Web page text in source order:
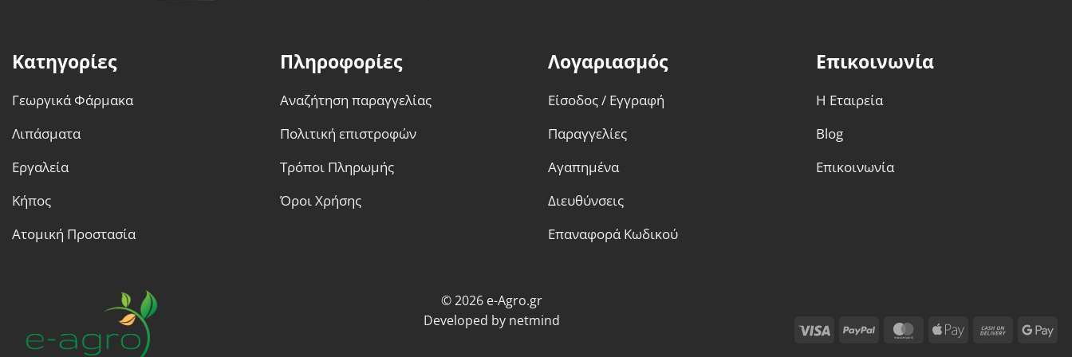
του
προϊόντος
του
προϊόντος
Κατηγορίες
Γεωργικά Φάρμακα
Λιπάσματα
Εργαλεία
Κήπος
Ατομική Προστασία
Πληροφορίες
Αναζήτηση παραγγελίας
Πολιτική επιστροφών
Τρόποι Πληρωμής
Όροι Χρήσης
Λογαριασμός
Είσοδος / Εγγραφή
Παραγγελίες
Αγαπημένα
Διευθύνσεις
Επαναφορά Κωδικού
Επικοινωνία
Η Εταιρεία
Blog
Επικοινωνία
© 2026 e-Agro.gr
Developed by netmind Visa PayPal MasterCard
Apple
Cash